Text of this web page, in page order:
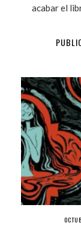
acabar el